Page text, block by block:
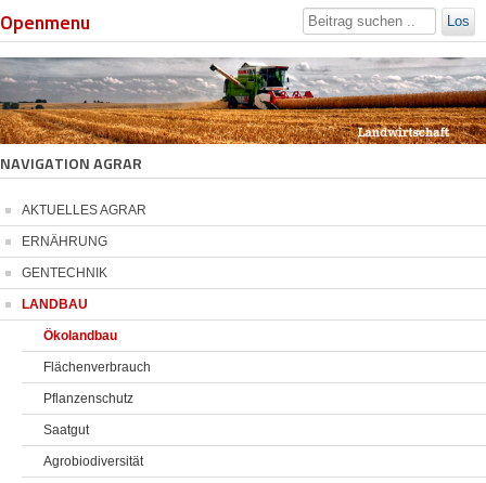
Openmenu Los
NAVIGATION AGRAR
AKTUELLES AGRAR
ERNÄHRUNG
GENTECHNIK
LANDBAU
Ökolandbau
Flächenverbrauch
Pflanzenschutz
Saatgut
Agrobiodiversität